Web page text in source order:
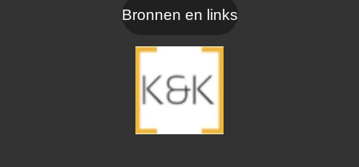
Bronnen en links